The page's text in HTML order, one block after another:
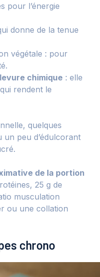
pour l’énergie
donne de la tenue
végétale : pour
chimique : elle
rendent le
quelques
un peu d’édulcorant
de la portion
25 g de
musculation
ou une collation
chrono